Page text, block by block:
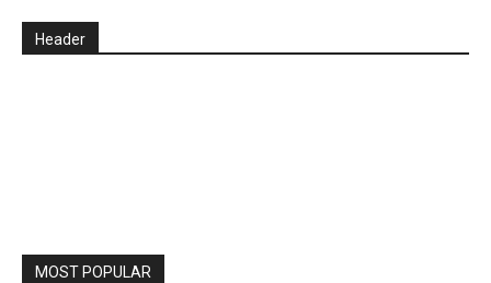
Header
MOST POPULAR